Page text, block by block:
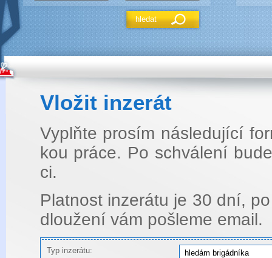
Vlo­žit in­ze­rát
Vyplňte pro­sím ná­sle­du­jí­cí
kou práce. Po schvá­le­ní
ci.
Plat­nost in­ze­rá­tu je 30 dní,
dlou­že­ní vám po­šle­me email.
Typ inzerátu: